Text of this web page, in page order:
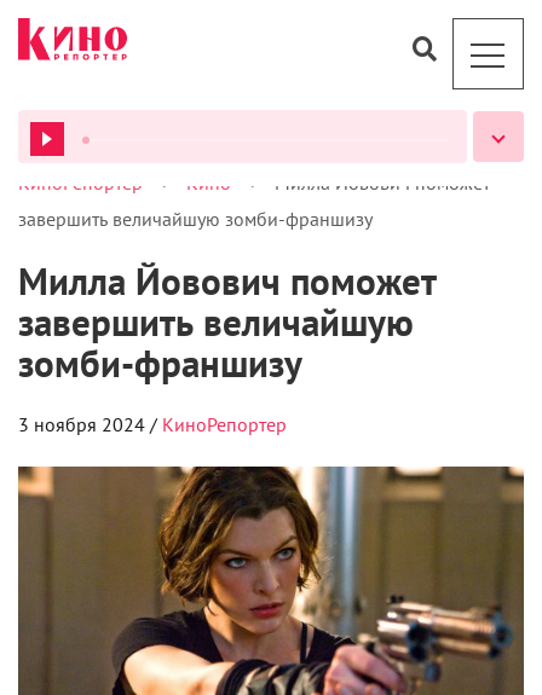
ВСЕ ПОДКАСТЫ
КиноРепортер > Кино >
Милла Йовович поможет
завершить величайшую зомби-франшизу
Милла Йовович поможет
завершить величайшую
зомби-франшизу
3 ноября 2024 / КиноРепортер